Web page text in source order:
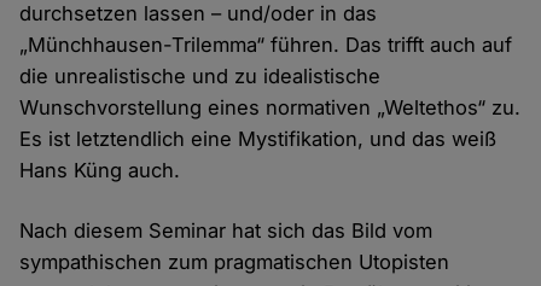
durchsetzen lassen – und/oder in das
„Münchhausen-Trilemma“ führen. Das trifft auch auf
die unrealistische und zu idealistische
Wunschvorstellung eines normativen „Weltethos“ zu.
Es ist letztendlich eine Mystifikation, und das weiß
Hans Küng auch.
Nach diesem Seminar hat sich das Bild vom
sympathischen zum pragmatischen Utopisten